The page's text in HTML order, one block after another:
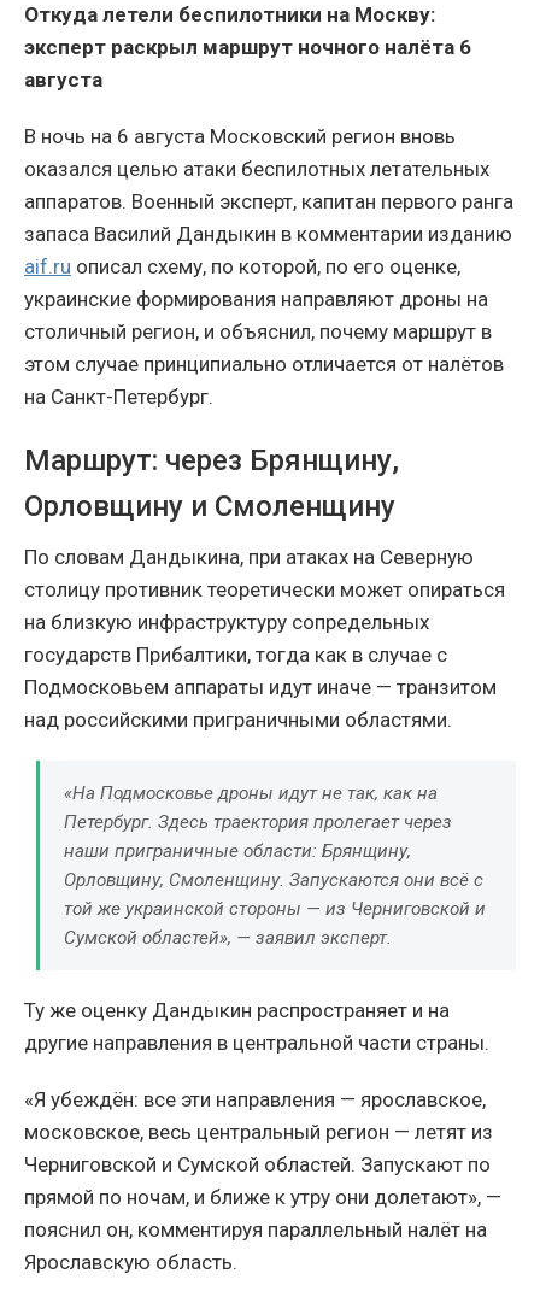
Откуда летели беспилотники на Москву:
эксперт раскрыл маршрут ночного налёта 6
августа
В ночь на 6 августа Московский регион вновь
оказался целью атаки беспилотных летательных
аппаратов. Военный эксперт, капитан первого ранга
запаса Василий Дандыкин в комментарии изданию
aif.ru описал схему, по которой, по его оценке,
украинские формирования направляют дроны на
столичный регион, и объяснил, почему маршрут в
этом случае принципиально отличается от налётов
на Санкт-Петербург.
Маршрут: через Брянщину,
Орловщину и Смоленщину
По словам Дандыкина, при атаках на Северную
столицу противник теоретически может опираться
на близкую инфраструктуру сопредельных
государств Прибалтики, тогда как в случае с
Подмосковьем аппараты идут иначе — транзитом
над российскими приграничными областями.
«На Подмосковье дроны идут не так, как на
Петербург. Здесь траектория пролегает через
наши приграничные области: Брянщину,
Орловщину, Смоленщину. Запускаются они всё с
той же украинской стороны — из Черниговской и
Сумской областей», — заявил эксперт.
Ту же оценку Дандыкин распространяет и на
другие направления в центральной части страны.
«Я убеждён: все эти направления — ярославское,
московское, весь центральный регион — летят из
Черниговской и Сумской областей. Запускают по
прямой по ночам, и ближе к утру они долетают», —
пояснил он, комментируя параллельный налёт на
Ярославскую область.